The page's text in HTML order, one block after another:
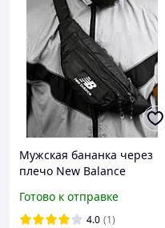
Мужская бананка через
плечо New Balance
Готово к отправке
4.0 (1)